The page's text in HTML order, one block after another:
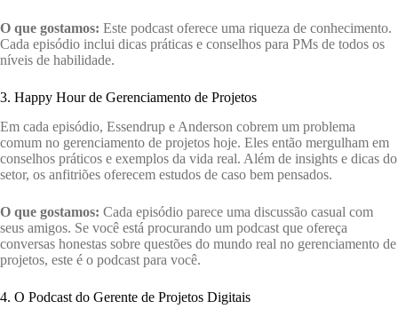
O que gostamos: Este podcast oferece uma riqueza de conhecimento.
Cada episódio inclui dicas práticas e conselhos para PMs de todos os
níveis de habilidade.
3. Happy Hour de Gerenciamento de Projetos
Em cada episódio, Essendrup e Anderson cobrem um problema
comum no gerenciamento de projetos hoje. Eles então mergulham em
conselhos práticos e exemplos da vida real. Além de insights e dicas do
setor, os anfitriões oferecem estudos de caso bem pensados.
O que gostamos: Cada episódio parece uma discussão casual com
seus amigos. Se você está procurando um podcast que ofereça
conversas honestas sobre questões do mundo real no gerenciamento de
projetos, este é o podcast para você.
4. O Podcast do Gerente de Projetos Digitais